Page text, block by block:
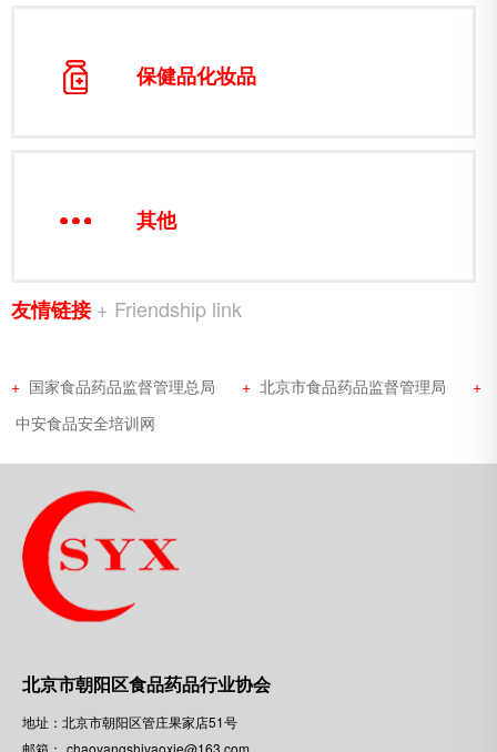
保健品化妆品
其他
友情链接 + Friendship link
+ 国家食品药品监督管理总局 + 北京市食品药品监督管理局
+
中安食品安全培训网
北京市朝阳区食品药品行业协会
地址：北京市朝阳区管庄果家店51号
邮箱： chaoyangshiyaoxie@163.com